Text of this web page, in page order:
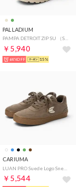
PALLADIUM
￥5,940
64%OFF 15%
CARIUMA
￥5,544